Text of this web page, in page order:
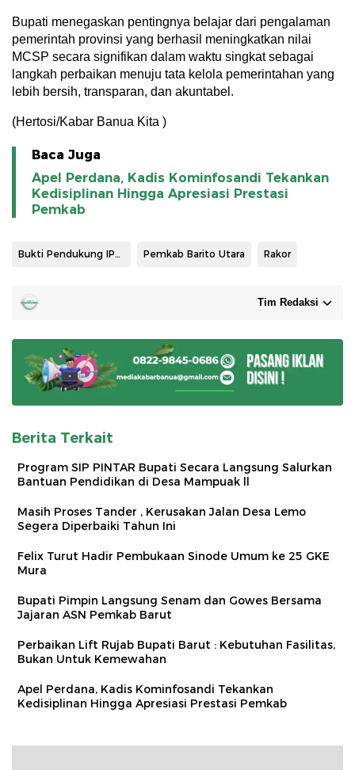
Bupati menegaskan pentingnya belajar dari pengalaman
pemerintah provinsi yang berhasil meningkatkan nilai
MCSP secara signifikan dalam waktu singkat sebagai
langkah perbaikan menuju tata kelola pemerintahan yang
lebih bersih, transparan, dan akuntabel.
(Hertosi/Kabar Banua Kita )
Baca Juga
Apel Perdana, Kadis Kominfosandi Tekankan
Kedisiplinan Hingga Apresiasi Prestasi
Pemkab
Bukti Pendukung IPKD dan MCSP Pemkab Barito Utara Rakor
Tim Redaksi
Berita Terkait
Program SIP PINTAR Bupati Secara Langsung Salurkan
Bantuan Pendidikan di Desa Mampuak ll
Masih Proses Tander , Kerusakan Jalan Desa Lemo
Segera Diperbaiki Tahun Ini
Felix Turut Hadir Pembukaan Sinode Umum ke 25 GKE
Mura
Bupati Pimpin Langsung Senam dan Gowes Bersama
Jajaran ASN Pemkab Barut
Perbaikan Lift Rujab Bupati Barut : Kebutuhan Fasilitas,
Bukan Untuk Kemewahan
Apel Perdana, Kadis Kominfosandi Tekankan
Kedisiplinan Hingga Apresiasi Prestasi Pemkab